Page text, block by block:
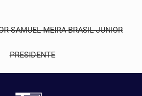
SAMUEL MEIRA BRASIL JUNIOR
PRESIDENTE